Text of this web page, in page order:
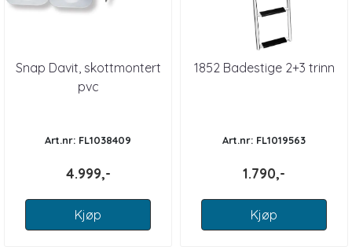
Snap Davit, skottmontert
pvc
Art.nr: FL1038409
4.999,-
Kjøp
1852 Badestige 2+3 trinn
Art.nr: FL1019563
1.790,-
Kjøp